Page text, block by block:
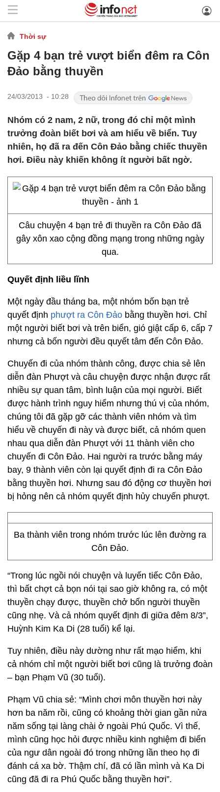
Thời sự
Gặp 4 bạn trẻ vượt biển đêm ra Côn
Đảo bằng thuyền
24/03/2013 - 10:28
Nhóm có 2 nam, 2 nữ, trong đó chỉ một mình
trưởng đoàn biết bơi và am hiểu về biển. Tuy
nhiên, họ đã ra đến Côn Đảo bằng chiếc thuyền
hơi. Điều này khiến không ít người bất ngờ.
Câu chuyện 4 bạn trẻ đi thuyền ra Côn Đảo đã
gây xôn xao cộng đồng mạng trong những ngày
qua.
Quyết định liều lĩnh
Một ngày đầu tháng ba, một nhóm bốn bạn trẻ
quyết định phượt ra Côn Đảo bằng thuyền hơi. Chỉ
một người biết bơi và trên biển, gió giật cấp 6, cấp 7
nhưng cả bốn người đều quyết tâm đến Côn Đảo.
Chuyến đi của nhóm thành công, được chia sẻ lên
diễn đàn Phượt và câu chuyện được nhận được rất
nhiều sự quan tâm, bình luận của mọi người. Biết
được hành trình nguy hiểm nhưng thú vị của nhóm,
chúng tôi đã gặp gỡ các thành viên nhóm và tìm
hiểu về chuyến đi này và được biết, cả nhóm quen
nhau qua diễn đàn Phượt với 11 thành viên cho
chuyến đi Côn Đảo. Hai người ra trước bằng máy
bay, 9 thành viên còn lại quyết định đi ra Côn Đảo
bằng thuyền hơi. Nhưng sau đó động cơ thuyền hơi
bị hỏng nên cả nhóm quyết định hủy chuyến phượt.
Ba thành viên trong nhóm trước lúc lên đường ra
Côn Đảo.
“Trong lúc ngồi nói chuyện và luyến tiếc Côn Đảo,
thì bất chợt cả bọn nói tại sao giờ không ra, có một
thuyền chạy được, thuyền chở bốn người thuyền
cũng nhẹ. Và cả nhóm quyết định đi giữa đêm 8/3”,
Huỳnh Kim Ka Di (28 tuổi) kể lại.
Tuy nhiên, điều này dường như rất mạo hiểm, khi
cả nhóm chỉ một người biết bơi cũng là trưởng đoàn
– bạn Phạm Vũ (30 tuổi).
Phạm Vũ chia sẻ: “Mình chơi môn thuyền hơi này
hơn ba năm rồi, cũng có khoảng thời gian gần nửa
năm sống tại làng chài ở ngoài Phú Quốc. Vì thế,
mình cũng học hỏi được nhiều kinh nghiệm đi biển
của ngư dân ngoài đó trong những lần theo họ đi
đánh cá xa bờ. Thậm chí, đã có lần mình và Ka Di
cũng đã đi ra Phú Quốc bằng thuyền hơi”.